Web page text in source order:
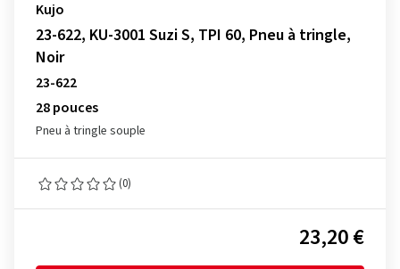
Kujo
23-622, KU-3001 Suzi S, TPI 60, Pneu à tringle,
Noir
23-622
28 pouces
Pneu à tringle souple
(0)
23,20 €